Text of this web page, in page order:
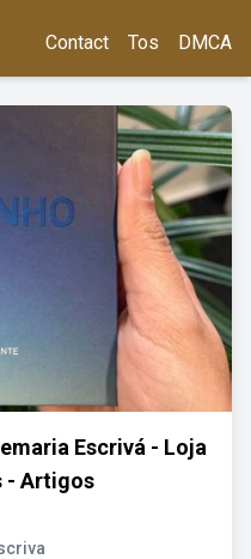
Contact Tos DMCA
Escrivá - Loja
- Artigos